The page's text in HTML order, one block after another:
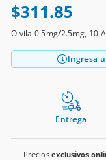
$311.85
Oivila 0.5mg/2.5mg, 10
Ingresa
Entrega
Precios exclusivos